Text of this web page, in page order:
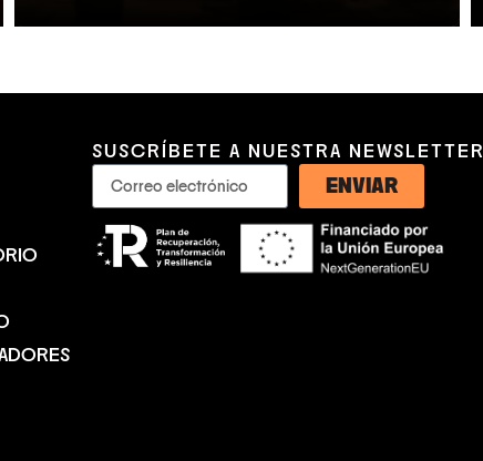
SUSCRÍBETE A NUESTRA NEWSLETTER
ENVIAR